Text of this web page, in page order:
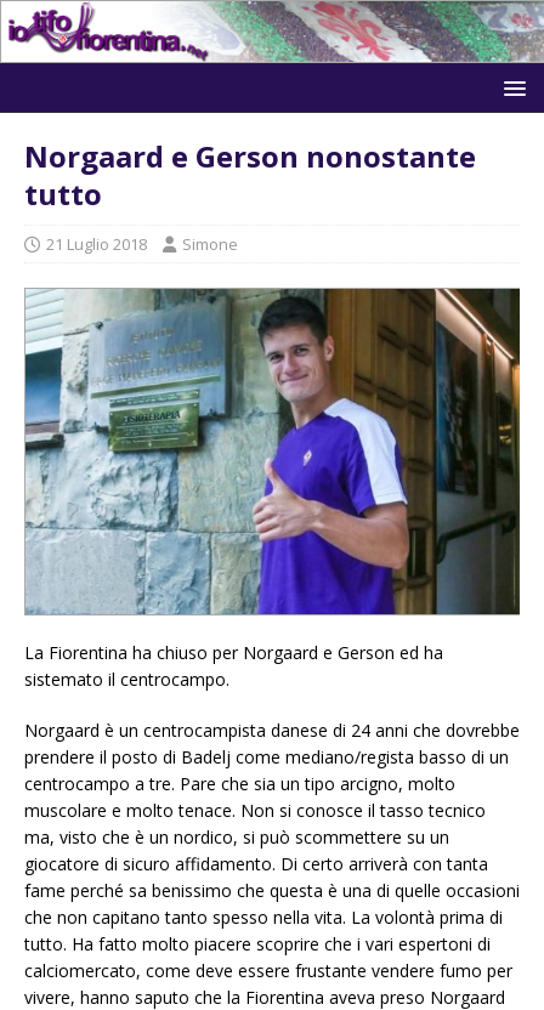
Norgaard e Gerson nonostante
tutto
21 Luglio 2018 Simone
La Fiorentina ha chiuso per Norgaard e Gerson ed ha
sistemato il centrocampo.
Norgaard è un centrocampista danese di 24 anni che dovrebbe
prendere il posto di Badelj come mediano/regista basso di un
centrocampo a tre. Pare che sia un tipo arcigno, molto
muscolare e molto tenace. Non si conosce il tasso tecnico
ma, visto che è un nordico, si può scommettere su un
giocatore di sicuro affidamento. Di certo arriverà con tanta
fame perché sa benissimo che questa è una di quelle occasioni
che non capitano tanto spesso nella vita. La volontà prima di
tutto. Ha fatto molto piacere scoprire che i vari espertoni di
calciomercato, come deve essere frustante vendere fumo per
vivere, hanno saputo che la Fiorentina aveva preso Norgaard